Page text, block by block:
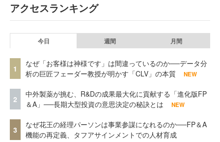
アクセスランキング
今日 週間 月間
1
なぜ「お客様は神様です」は間違っているのか──データ分
析の巨匠フェーダー教授が明かす「CLV」の本質
NEW
2
中外製薬が挑む、R&Dの成果最大化に貢献する「進化版FP
＆A」──長期大型投資の意思決定の秘訣とは
NEW
3
なぜ花王の経理パーソンは事業参謀になれるのか──FP＆A
機能の再定義、タフアサインメントでの人材育成